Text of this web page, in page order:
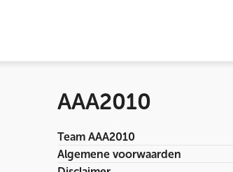
AAA2010
Team AAA2010
Algemene voorwaarden